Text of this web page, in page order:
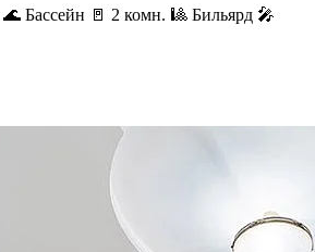
🌊 Бассейн 🚪 2 комн. 🎱 Бильярд 🎤